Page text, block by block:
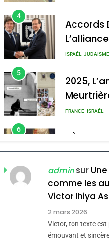
4
Accords
S’étendre
ISRAÉL JUDAISME
5
2025,
Rapport
FRANCE ISRAÉL
6
FIÈRE,
JUDAÏTE
Zrihen-Dvir
ISRAÉL JUDAISME
CE QUI
MANQUE
Hadida
JUDAISME
adminsur
comme les
Victor Ihiya
2 mars 2026
Victor, ton texte
émouvant et